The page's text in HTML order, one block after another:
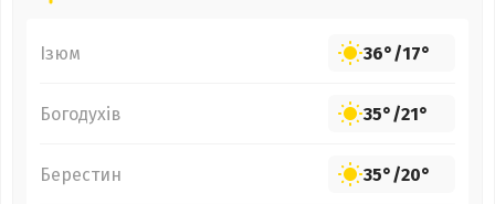
Ізюм 36°/17°
Богодухів 35°/21°
Берестин 35°/20°